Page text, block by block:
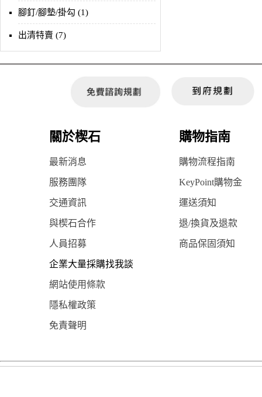
腳釘/腳墊/掛勾 (1)
出清特賣 (7)
關於楔石 購物指南
最新消息 購物流程指南
服務團隊 KeyPoint購物金
交通資訊 運送須知
與楔石合作 退/換貨及退款
人員招募 商品保固須知
企業大量採購找我談
網站使用條款
隱私權政策
免責聲明